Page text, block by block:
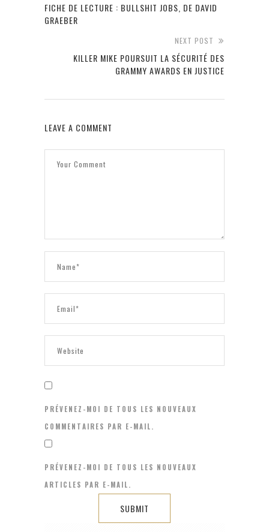
FICHE DE LECTURE : BULLSHIT JOBS, DE DAVID
GRAEBER
NEXT POST
KILLER MIKE POURSUIT LA SÉCURITÉ DES
GRAMMY AWARDS EN JUSTICE
LEAVE A COMMENT
PRÉVENEZ-MOI DE TOUS LES NOUVEAUX
COMMENTAIRES PAR E-MAIL.
PRÉVENEZ-MOI DE TOUS LES NOUVEAUX
ARTICLES PAR E-MAIL.